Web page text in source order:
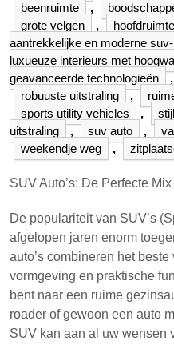
beenruimte
,
grote velgen
, hoofdruimte
aantrekkelijke en moderne
luxueuze interieurs met
geavanceerde technologieën
,
robuuste uitstraling
,
sports utility vehicles
, stijl
uitstraling
, suv auto ,
weekendje weg
,
SUV Auto’s: De Perfecte
De populariteit van SUV’s
afgelopen jaren enorm
auto’s combineren het
vormgeving en praktische
bent naar een ruime
roader of gewoon een auto
SUV kan aan al uw wensen